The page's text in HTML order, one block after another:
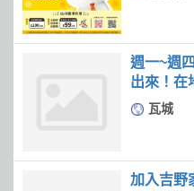
週一~週
出來！在
瓦城
加入吉野